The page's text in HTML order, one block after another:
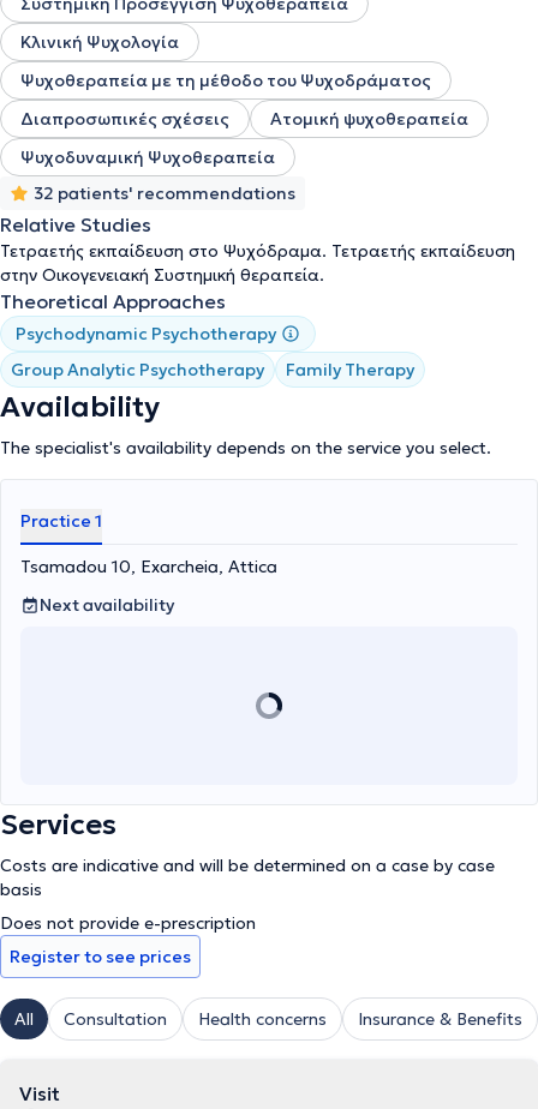
εαυτού, που γίνονται άμεσα αντιληπτές και καθρεφτίζονται μέσω
της αντανάκλασης, που προϋποτίθεται, μεταξύ των μελών μιας
ομάδας. Η δραματική αναπαράσταση του εαυτού αποκαλύπτουν
εσωτερικές διεργασίες, που πιθανόν να δυσχεραίνουν την
λειτουργικότητα, η προσομοίωση με πραγματικές συνθήκες τής
ζωής συνιστά την εκδραμάτιση φαντασιώσεων, εμπειριών,
διαστρεβλωμένων ρόλων, αναμνήσεων, εσωτερικών τραυμάτων,
που αναζητούν την έκφραση και την εξισορρόπηση.
Κλινική Ψυχολογία
Ψυχοθεραπεία με τη μέθοδο του Ψυχοδράματος
Διαπροσωπικές σχέσεις
Ατομική ψυχοθεραπεία
Ψυχοδυναμική Ψυχοθεραπεία
32 patients' recommendations
Relative Studies
Τετραετής εκπαίδευση στο Ψυχόδραμα. Τετραετής εκπαίδευση
στην Οικογενειακή Συστημική θεραπεία.
Theoretical Approaches
Psychodynamic Psychotherapy
Group Analytic Psychotherapy
Family Therapy
Availability
The specialist's availability depends on the service you select.
Practice 1
Tsamadou 10, Exarcheia, Attica
Next availability
Services
Costs are indicative and will be determined on a case by case
basis
Does not provide e-prescription
Register to see prices
All Consultation Health concerns Insurance & Benefits
Visit